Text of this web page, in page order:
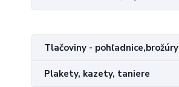
Tlačoviny - pohľadnice,brožúry
Plakety, kazety, taniere